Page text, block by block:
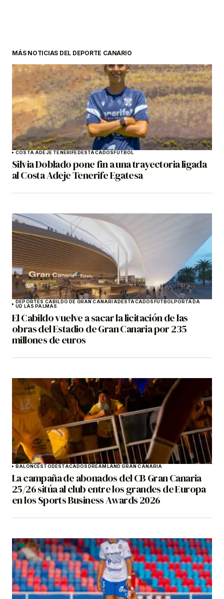
MÁS NOTICIAS DEL DEPORTE CANARIO
COSTA ADEJE TENERIFEDESTACADOSFÚTBOL
Silvia Doblado pone fin a una trayectoria ligada
al Costa Adeje Tenerife Egatesa
DEPORTES CABILDO DE GRAN CANARIADESTACADOSFÚTBOLPORTADA
UD LAS PALMAS
El Cabildo vuelve a sacar la licitación de las
obras del Estadio de Gran Canaria por 235
millones de euros
BALONCESTODESTACADOSDREAMLAND GRAN CANARIA
La campaña de abonados del CB Gran Canaria
25/26 sitúa al club entre los grandes de Europa
en los Sports Business Awards 2026